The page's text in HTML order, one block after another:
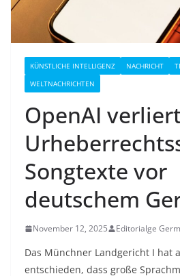
KÜNSTLICHE INTELLIGENZ NACHRICHT
WELTNACHRICHTEN
OpenAI
Songtexte vor
deutschem
November 12, 2025 Editorialge
Das Münchner Landgericht I hat
entschieden, dass große